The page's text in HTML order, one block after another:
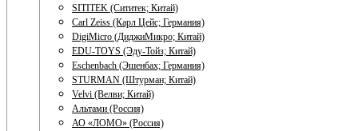
SITITEK (Сититек; Китай)
Carl Zeiss (Карл Цейс; Германия)
DigiMicro (ДиджиМикро; Китай)
EDU-TOYS (Эду-Тойз; Китай)
Eschenbach (Эшенбах; Германия)
STURMAN (Штурман; Китай)
Velvi (Велви; Китай)
Альтами (Россия)
АО «ЛОМО» (Россия)